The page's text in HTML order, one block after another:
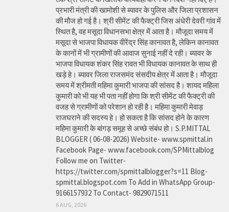
प्रभारी मंत्री की खामोशी से ब्यावर के पुलिस और जिला प्रशासन
की मौज हो गई है। श्री सीमेंट की फैक्ट्री जिस अंधेरी देवरी गांव में
स्थित है, वह मसूदा विधानसभा क्षेत्र में आता है। मौजूदा समय में
मसूदा से भाजपा विधायक वीरेंद्र सिंह कानावत है, लेकिन कानावत
के कानों में भी ग्रामीणों की आवाज सुनाई नहीं दे रही। ब्यावर के
भाजपा विधायक शंकर सिंह रावत भी विधायक कानावत के साथ ही
खड़े हे। ब्यावर जिला राजसमंद संसदीय क्षेत्र में आता है। मौजूदा
समय में श्रीमती महिमा कुमारी भाजपा की सांसद है। शायद महिला
कुमारी को भी यह भी पता नहीं होगा कि श्री सीमेंट की फैक्ट्री की
वजह से ग्रामीणों को परेशान हो रही है। महिमा कुमारी मेवाड़
राजघराने की सदस्य हे। हो सकता है कि सांसद होने के कारण
महिमा कुमारी के बांगड़ समूह से अच्छे संबंध हो। S.P.MITTAL
BLOGGER ( 06-08-2026) Website- www.spmittal.in
Facebook Page- www.facebook.com/SPMittalblog
Follow me on Twitter-
https://twitter.com/spmittalblogger?s=11 Blog-
spmittal.blogspot.com To Add in WhatsApp Group-
9166157932 To Contact- 9829071511
6 AUG, 2026